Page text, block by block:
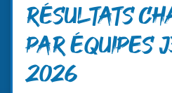
RÉSULTATS
PAR ÉQUIPES
2026